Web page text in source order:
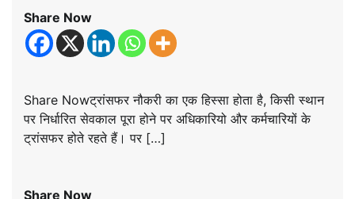
Share Now
Share Nowट्रांसफर नौकरी का एक हिस्सा होता है, किसी स्थान
पर निर्धारित सेवकाल पूरा होने पर अधिकारियो और कर्मचारियों के
ट्रांसफर होते रहते हैं। पर […]
Share Now